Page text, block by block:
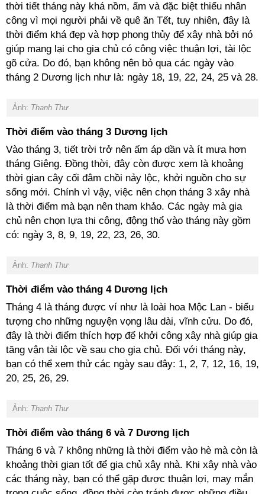
thời tiết tháng này khá nồm, ẩm và đặc biệt thiếu nhân
công vì mọi người phải về quê ăn Tết, tuy nhiên, đây là
thời điểm khá đẹp và hợp phong thủy để xây nhà bởi nó
giúp mang lại cho gia chủ có công việc thuận lợi, tài lộc
gõ cửa. Do đó, bạn không nên bỏ qua các ngày vào
tháng 2 Dương lịch như là: ngày 18, 19, 22, 24, 25 và 28.
Ảnh: Thanh Thư
Thời điểm vào tháng 3 Dương lịch
Vào tháng 3, tiết trời trở nên ấm áp dần và ít mưa hơn
tháng Giêng. Đồng thời, đây còn được xem là khoảng
thời gian cây cối đâm chồi nảy lộc, khởi nguồn cho sự
sống mới. Chính vì vậy, việc nên chọn tháng 3 xây nhà
là thời điểm mà bạn nên tham khảo. Các ngày mà gia
chủ nên chọn lựa thi công, động thổ vào tháng này gồm
có: ngày 3, 8, 9, 19, 22, 23, 26, 30.
Ảnh: Thanh Thư
Thời điểm vào tháng 4 Dương lịch
Tháng 4 là tháng được ví như là loài hoa Mộc Lan - biểu
tượng cho những nguyện vọng lâu dài, vĩnh cửu. Do đó,
đây là thời điểm thích hợp để khởi công xây nhà giúp gia
tăng vận tài lộc về sau cho gia chủ. Đối với tháng này,
bạn có thể xem thử các ngày sau đây: 1, 2, 7, 12, 16, 19,
20, 25, 26, 29.
Ảnh: Thanh Thư
Thời điểm vào tháng 6 và 7 Dương lịch
Tháng 6 và 7 không những là thời điểm vào hè mà còn là
khoảng thời gian tốt để gia chủ xây nhà. Khi xây nhà vào
các tháng này, bạn có thể gặp được thuận lợi, may mắn